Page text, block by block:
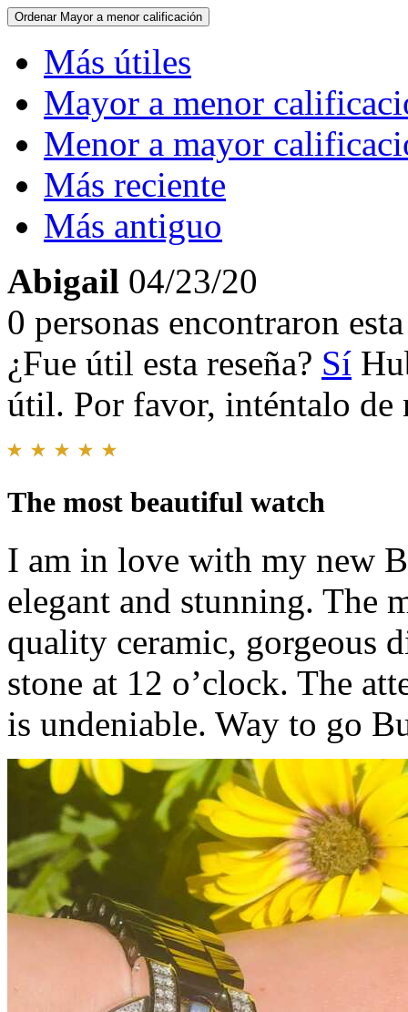
Ordenar Mayor a menor calificación
Más útiles
Mayor a menor
Menor a mayor
Más reciente
Más antiguo
Abigail 04/23/20
0 personas encontraron
¿Fue útil esta reseña? Sí
útil. Por favor, inténtalo de
The most beautiful watch
I am in love with my new
elegant and stunning. The
quality ceramic, gorgeous
stone at 12 o’clock. The
is undeniable. Way to go